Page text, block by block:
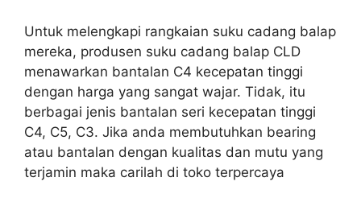
Untuk melengkapi rangkaian suku cadang balap
mereka, produsen suku cadang balap CLD
menawarkan bantalan C4 kecepatan tinggi
dengan harga yang sangat wajar. Tidak, itu
berbagai jenis bantalan seri kecepatan tinggi
C4, C5, C3. Jika anda membutuhkan bearing
atau bantalan dengan kualitas dan mutu yang
terjamin maka carilah di toko terpercaya